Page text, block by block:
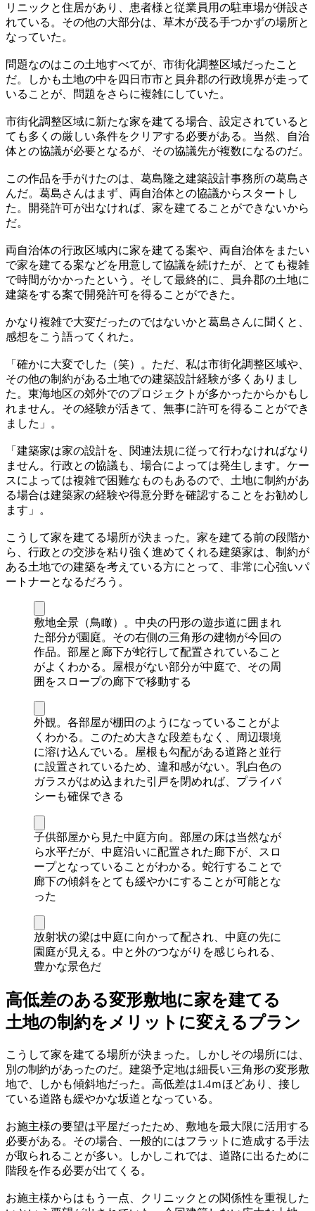
リニックと住居があり、患者様と従業員用の駐車場が併設さ
れている。その他の大部分は、草木が茂る手つかずの場所と
なっていた。
問題なのはこの土地すべてが、市街化調整区域だったこと
だ。しかも土地の中を四日市市と員弁郡の行政境界が走って
いることが、問題をさらに複雑にしていた。
市街化調整区域に新たな家を建てる場合、設定されていると
ても多くの厳しい条件をクリアする必要がある。当然、自治
体との協議が必要となるが、その協議先が複数になるのだ。
この作品を手がけたのは、葛島隆之建築設計事務所の葛島さ
んだ。葛島さんはまず、両自治体との協議からスタートし
た。開発許可が出なければ、家を建てることができないから
だ。
両自治体の行政区域内に家を建てる案や、両自治体をまたい
で家を建てる案などを用意して協議を続けたが、とても複雑
で時間がかかったという。そして最終的に、員弁郡の土地に
建築をする案で開発許可を得ることができた。
かなり複雑で大変だったのではないかと葛島さんに聞くと、
感想をこう語ってくれた。
「確かに大変でした（笑）。ただ、私は市街化調整区域や、
その他の制約がある土地での建築設計経験が多くありまし
た。東海地区の郊外でのプロジェクトが多かったからかもし
れません。その経験が活きて、無事に許可を得ることができ
ました」。
「建築家は家の設計を、関連法規に従って行わなければなり
ません。行政との協議も、場合によっては発生します。ケー
スによっては複雑で困難なものもあるので、土地に制約があ
る場合は建築家の経験や得意分野を確認することをお勧めし
ます」。
こうして家を建てる場所が決まった。家を建てる前の段階か
ら、行政との交渉を粘り強く進めてくれる建築家は、制約が
ある土地での建築を考えている方にとって、非常に心強いパ
ートナーとなるだろう。
敷地全景（鳥瞰）。中央の円形の遊歩道に囲まれ
た部分が園庭。その右側の三角形の建物が今回の
作品。部屋と廊下が蛇行して配置されていること
がよくわかる。屋根がない部分が中庭で、その周
囲をスロープの廊下で移動する
外観。各部屋が棚田のようになっていることがよ
くわかる。このため大きな段差もなく、周辺環境
に溶け込んでいる。屋根も勾配がある道路と並行
に設置されているため、違和感がない。乳白色の
ガラスがはめ込まれた引戸を閉めれば、プライバ
シーも確保できる
子供部屋から見た中庭方向。部屋の床は当然なが
ら水平だが、中庭沿いに配置された廊下が、スロ
ープとなっていることがわかる。蛇行することで
廊下の傾斜をとても緩やかにすることが可能とな
った
放射状の梁は中庭に向かって配され、中庭の先に
園庭が見える。中と外のつながりを感じられる、
豊かな景色だ
高低差のある変形敷地に家を建てる
土地の制約をメリットに変えるプラン
こうして家を建てる場所が決まった。しかしその場所には、
別の制約があったのだ。建築予定地は細長い三角形の変形敷
地で、しかも傾斜地だった。高低差は1.4ｍほどあり、接し
ている道路も緩やかな坂道となっている。
お施主様の要望は平屋だったため、敷地を最大限に活用する
必要がある。その場合、一般的にはフラットに造成する手法
が取られることが多い。しかしこれでは、道路に出るために
階段を作る必要が出てくる。
お施主様からはもう一点、クリニックとの関係性を重視した